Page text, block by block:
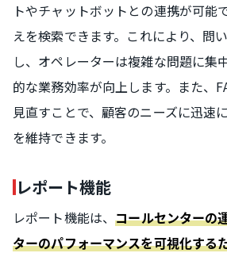
トやチャットボットとの連携が可能
えを検索できます。これにより、問
し、オペレーターは複雑な問題に集
的な業務効率が向上します。また、
見直すことで、顧客のニーズに迅速
を維持できます。
レポート機能
レポート機能は、コールセンターの
ターのパフォーマンスを可視化する